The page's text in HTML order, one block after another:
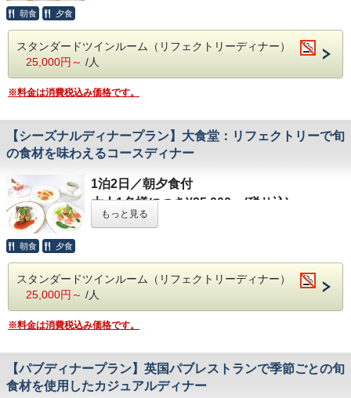
にご相談ください。
【お部屋】
ラグジュアリースイートルーム
【ブリティッシュヒルズの楽しみ方】
ブリティッシュヒルズの楽しみ方はさまざ
ま。
本館内をガイド付きでご案内する名物「マナ
などのアクティビティ、季節ごとのイベント
や各レストラン期間限定メニューもございま
す。
パスポートのいらない英国で、圧倒的な非日
常空間でのご滞在をお楽しみください。
※写真はイメージです。
【お食事】
ご夕食：
グルメディナー（大食堂：リフェク
トリー内 ロイヤルバルコニー）
ご朝食：ハーフイングリッシュブレックファ
スト（リフェクトリーにて）
※本プランでは夕食時にセミフォーマルのド
レスコードがございます。
※ご夕食時のフランベデザートには香りづけ
のためにアルコールが使用されております。
未成年の方や、アルコールが苦手な方は事前
にご相談ください。
デラックスルーム
1室3名様宿泊の場合、エキストラベッドを1台設置し
てご用意いたします。
【ブリティッシュヒルズの楽しみ方】
ブリティッシュヒルズの楽しみ方はさまざ
【お食事】
ご夕食：トラディショナルディナー（大食
堂：リフェクトリー）
ご朝食：ハーフイングリッシュブレックファ
スト（大食堂：リフェクトリー）
※本プランでは夕食時にセミフォーマルのド
レスコードがございます。
【お部屋】
スタンダードルーム
￥12,000/室でラグジュアリースイートルー
ムへアップグレードも承ります。ご希望の際
はご予約時にお問い合わせください。
※1室3名様宿泊の場合、エキストラベッドを1台設置し
【ブリティッシュヒルズの楽しみ方】
ェクトリーにて、英国伝統料理「ローストビ
ーフ」がメインの本格コースディナーをご堪
能いただけるプランです。
シェフによるカービングサービスにてご提供
いたします。
ブリティッシュヒルズで、英国の伝統文化を
お楽しみください。
【お食事】
ご夕食：トラディショナルディナー（大食
※本プランでは夕食時にセミフォーマルのド
レスコードがございます。
スタンダードルーム
追加料金￥6,000/室でデラックスルーム、
朝食 夕食
スタンダードツインルーム（リフェクトリーディナー）
25,000円～ /人
※料金は消費税込み価格です。
【シーズナルディナープラン】大食堂：リフェクトリーで旬
の食材を味わえるコースディナー
1泊2日／朝夕食付
大人1名様につき¥25,000～(税サ込)
----------------------------------------------------------------
ェクトリーにて、四季ごとの旬食材をふんだ
んに使用したコースディナーをご堪能いただ
けるプランです。
3か月ごとに変わるメニューは、滋味深いだ
けでなく目にも鮮やか。季節の果物などを使
用したデザートもおすすめです。
ブリティッシュヒルズで、豊かな四季を感じ
もっと見る
朝食 夕食
スタンダードツインルーム（リフェクトリーディナー）
25,000円～ /人
※料金は消費税込み価格です。
【パブディナープラン】英国パブレストランで季節ごとの旬
食材を使用したカジュアルディナー